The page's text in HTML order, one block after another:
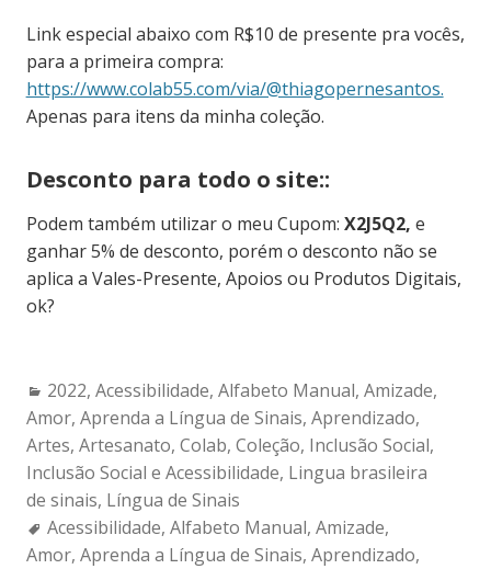
Link especial abaixo com R$10 de presente pra vocês,
para a primeira compra:
https://www.colab55.com/via/@thiagopernesantos.
Apenas para itens da minha coleção.
Desconto para todo o site::
Podem também utilizar o meu Cupom: X2J5Q2, e
ganhar 5% de desconto, porém o desconto não se
aplica a Vales-Presente, Apoios ou Produtos Digitais,
ok?
Categories:
2022, Acessibilidade, Alfabeto Manual, Amizade,
Amor, Aprenda a Língua de Sinais, Aprendizado,
Artes, Artesanato, Colab, Coleção, Inclusão Social,
Inclusão Social e Acessibilidade, Lingua brasileira
de sinais, Língua de Sinais
Tags:
Acessibilidade, Alfabeto Manual, Amizade,
Amor, Aprenda a Língua de Sinais, Aprendizado,